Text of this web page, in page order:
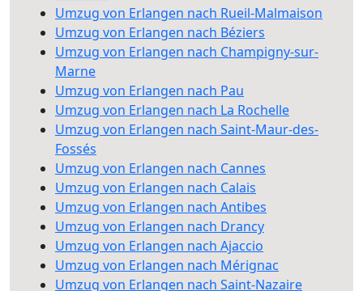
Umzug von Erlangen nach Rueil-Malmaison
Umzug von Erlangen nach Béziers
Umzug von Erlangen nach Champigny-sur-
Marne
Umzug von Erlangen nach Pau
Umzug von Erlangen nach La Rochelle
Umzug von Erlangen nach Saint-Maur-des-
Fossés
Umzug von Erlangen nach Cannes
Umzug von Erlangen nach Calais
Umzug von Erlangen nach Antibes
Umzug von Erlangen nach Drancy
Umzug von Erlangen nach Ajaccio
Umzug von Erlangen nach Mérignac
Umzug von Erlangen nach Saint-Nazaire